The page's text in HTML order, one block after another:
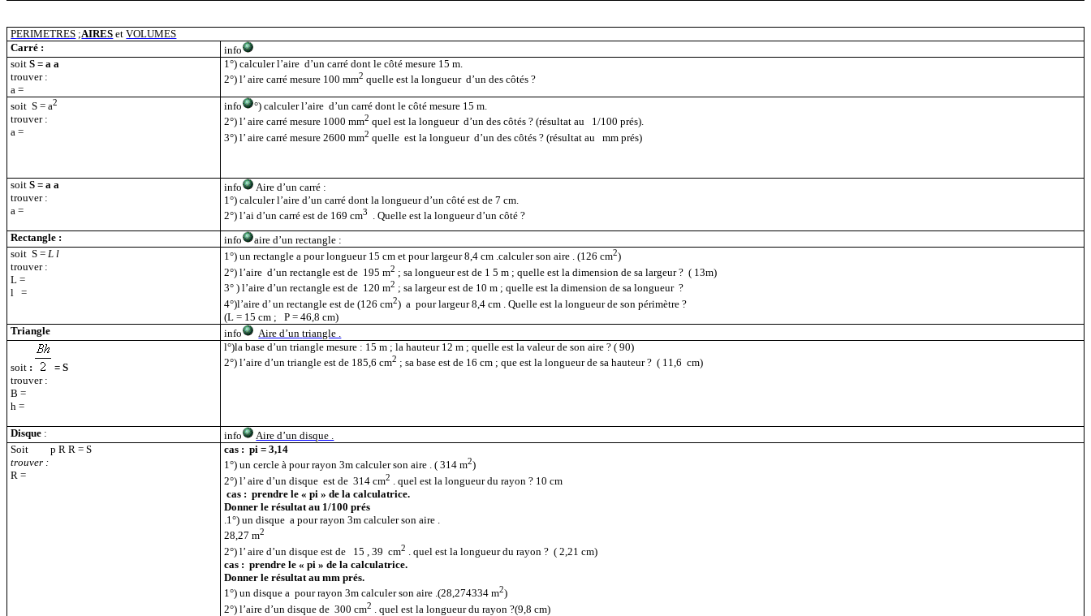
PERIMETRES ;AIRES etVOLUMES
Carré :
info
soitS = a a
trouver :
a =
1°) calculer l’aire d’un carré dont le côté mesure 15 m.
2°) l’ aire carré mesure 100 mm2 quelle est la longueur d’un des côtés ?
soit S = a2
trouver :
a =
info °) calculer l’aire d’un carré dont le côté mesure 15 m.
2°) l’ aire carré mesure 1000 mm2 quel est la longueur d’un des côtés ? (résultat au
1/100 prés).
3°) l’ aire carré mesure 2600 mm2 quelle est la longueur d’un des côtés ? (résultat au mm prés)
soitS = a a
trouver :
a =
info
Aire d’un carré :
1°) calculer l’aire d’un carré dont la longueur d’un côté est de 7 cm.
2°) l’ai d’un carré est de 169 cm3
. Quelle est la longueur d’un côté ?
Rectangle :
info
aire d’un rectangle :
soit S =L l
trouver :
L =
l
=
1°) un rectangle a pour longueur 15 cm et pour largeur 8,4 cm .calculer son aire . (126 cm2)
2°) l’aire d’un rectangle est de 195 m2 ; sa longueur est de 1 5 m ; quelle est la dimension de sa largeur ? ( 13m)
3° ) l’aire d’un rectangle est de 120 m2 ; sa largeur est de 10 m ; quelle est la dimension de sa longueur ?
4°)l’aire d’ un rectangle est de (126 cm2) a pour largeur 8,4 cm . Quelle est la longueur de son périmètre ?
(L = 15 cm ;
P = 46,8 cm)
Triangle
info Aire d’un triangle .
soit :
= S
trouver :
B =
h =
l°)la base d’un triangle mesure : 15 m ; la hauteur 12 m ; quelle est la valeur de son aire ? ( 90)
2°) l’aire d’un triangle est de 185,6 cm2 ; sa base est de 16 cm ; que est la longueur de sa hauteur ? ( 11,6 cm)
Disque : info
Aire d’un disque .
Soit
p R R = S
trouver :
R =
cas : pi = 3,14
1°) un cercle à pour rayon 3m calculer son aire . ( 314 m2)
2°) l’ aire d’un disque est de 314 cm2
. quel est la longueur du rayon ? 10 cm
cas : prendre le « pi » de la calculatrice.
Donner le résultat au 1/100 prés
.1°) un disque a pour rayon 3m calculer son aire .
28,27 m2
2°) l’ aire d’un disque est de 15 , 39 cm2 . quel est la longueur du rayon ? ( 2,21 cm)
cas : prendre le « pi » de la calculatrice.
Donner le résultat au mm prés.
1°) un disque a pour rayon 3m calculer son aire .(28,274334 m2)
2°) l’aire d’un disque de 300 cm2
. quel est la longueur du rayon ?(9,8 cm)